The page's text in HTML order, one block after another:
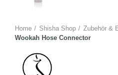
Home Shisha Shop Zubehör &
Wookah Hose Connector